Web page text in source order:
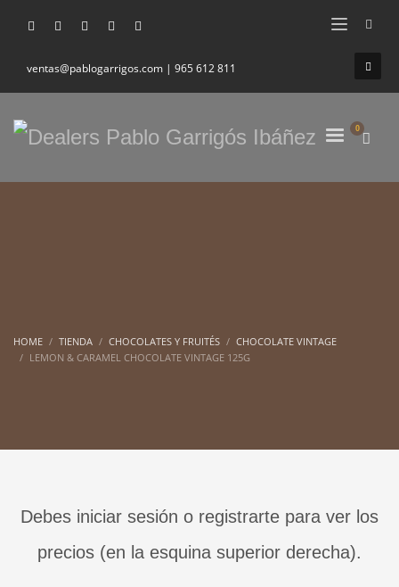
ventas@pablogarrigos.com | 965 612 811
HOME TIENDA CHOCOLATES Y FRUITÉS
CHOCOLATE VINTAGE
LEMON & CARAMEL CHOCOLATE VINTAGE 125G
Debes iniciar sesión o registrarte para ver los
precios (en la esquina superior derecha).